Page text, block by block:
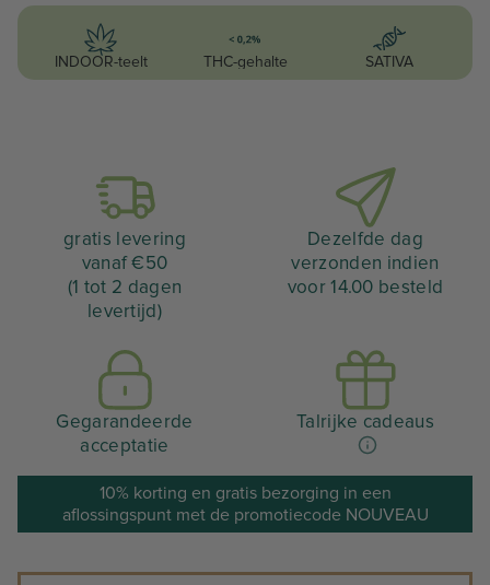
INDOOR-teelt THC-gehalte SATIVA
gratis levering
vanaf €50
(1 tot 2 dagen
levertijd)
Dezelfde dag
verzonden indien
voor 14.00 besteld
Gegarandeerde
acceptatie
Talrijke cadeaus
10% korting en gratis bezorging in een
aflossingspunt met de promotiecode NOUVEAU